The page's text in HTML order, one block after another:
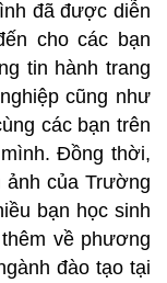
đã được diễn
cho các bạn
tin hành trang
cũng như
các bạn trên
Đồng thời,
của Trường
bạn học sinh
về phương
đào tạo tại